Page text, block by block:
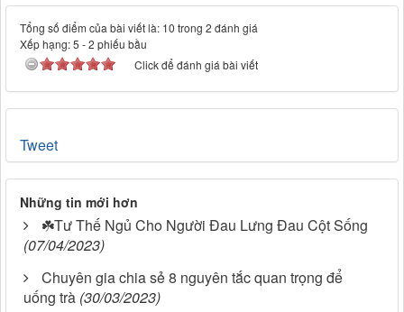
Tổng số điểm của bài viết là: 10 trong 2 đánh giá
Xếp hạng:5 -2 phiếu bầu
Click để đánh giá bài viết
Tweet
Những tin mới hơn
☘️Tư Thế Ngủ Cho Người Đau Lưng Đau Cột Sống
(07/04/2023)
Chuyên gia chia sẻ 8 nguyên tắc quan trọng để
uống trà (30/03/2023)